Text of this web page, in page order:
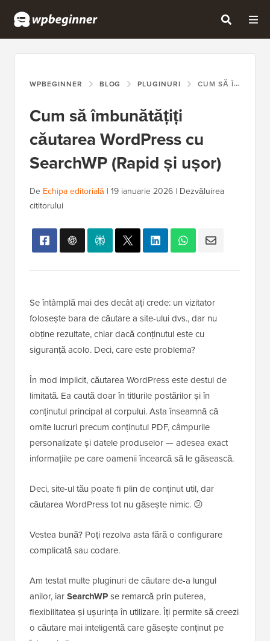
WPBEGINNER BLOG PLUGINURI CUM SĂ ÎMBUNĂTĂȚIȚI CĂUTAREA WORDPRESS CU SEARCHWP (RAPID ȘI UȘOR)
Cum să îmbunătățiți
căutarea WordPress cu
SearchWP (Rapid și ușor)
De Echipa editorială | 19 ianuarie 2026 | Dezvăluirea
cititorului
Se întâmplă mai des decât ați crede: un vizitator
folosește bara de căutare a site-ului dvs., dar nu
obține rezultate, chiar dacă conținutul este cu
siguranță acolo. Deci, care este problema?
În mod implicit, căutarea WordPress este destul de
limitată. Ea caută doar în titlurile postărilor și în
conținutul principal al corpului. Asta înseamnă că
omite lucruri precum conținutul PDF, câmpurile
personalizate și datele produselor — adesea exact
informațiile pe care oamenii încearcă să le găsească.
Deci, site-ul tău poate fi plin de conținut util, dar
căutarea WordPress tot nu găsește nimic. 😕
Vestea bună? Poți rezolva asta fără o configurare
complicată sau codare.
Am testat multe pluginuri de căutare de-a lungul
anilor, iarSearchWPse remarcă prin puterea,
flexibilitatea și ușurința în utilizare. Îți permite să creezi
o căutare mai inteligentă care găsește conținut pe